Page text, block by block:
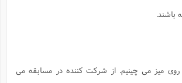
باشند.
ميز مى چينيم. از شركت كننده در مسابقه مى